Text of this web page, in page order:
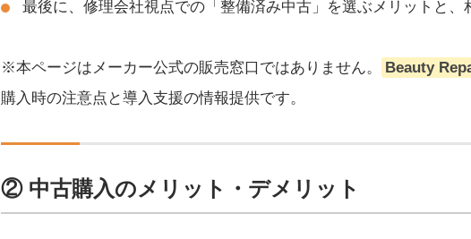
最後に、修理会社視点での「整備済み中古」を選ぶメリットと、
※本ページはメーカー公式の販売窓口ではありません。 Beauty
購入時の注意点と導入支援の情報提供です。
② 中古購入のメリット・デメリット